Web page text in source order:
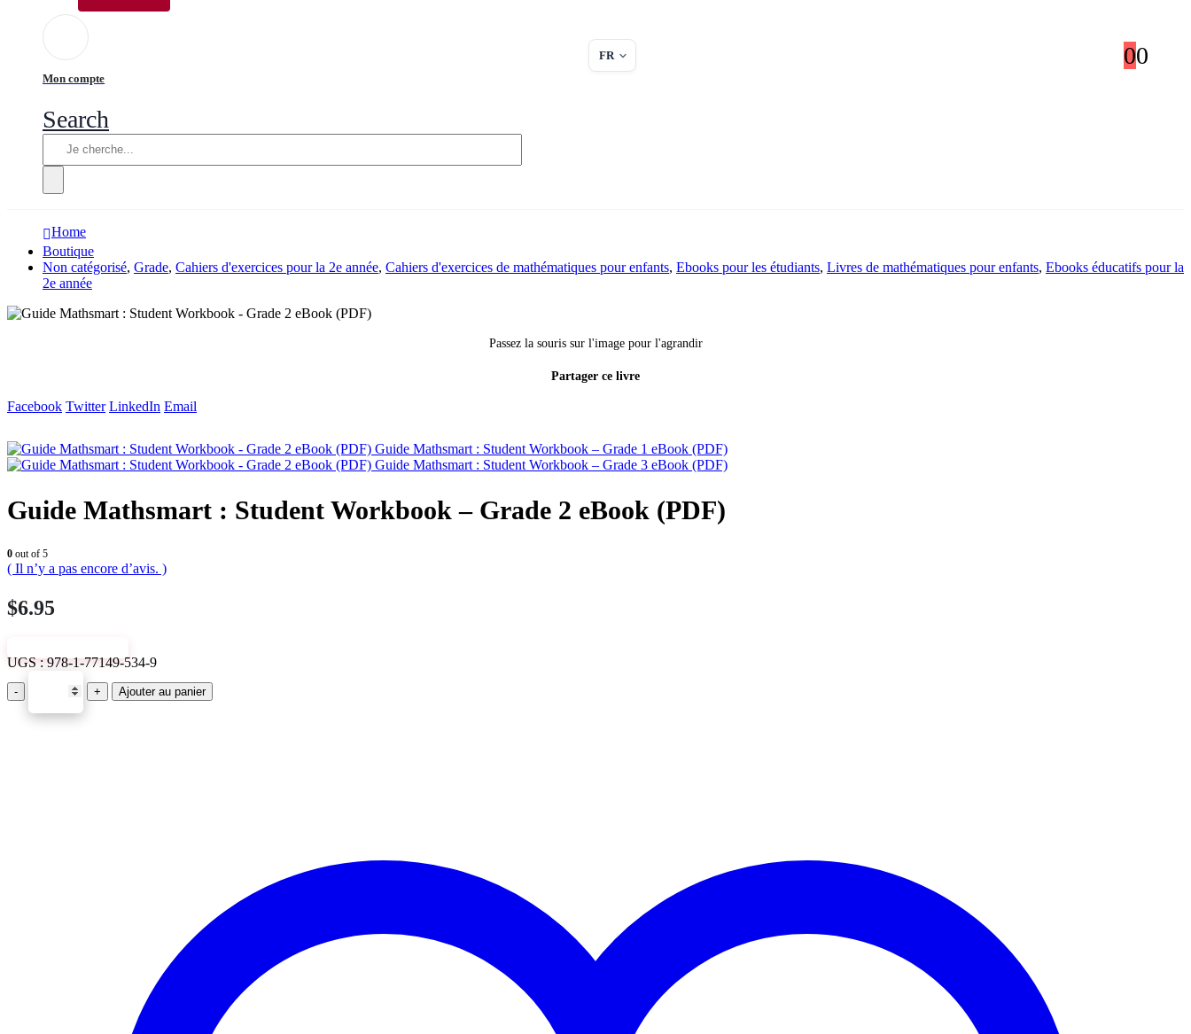
Mon compte
FR 00
Search
Home
Boutique
Non catégorisé, Grade, Cahiers d'exercices pour la 2e année, Cahiers d'exercices de mathématiques pour enfants, Ebooks pour les étudiants, Livres de mathématiques pour enfants, Ebooks éducatifs pour la
2e année
Passez la souris sur l'image pour l'agrandir
Partager ce livre
Facebook Twitter LinkedIn Email
Guide Mathsmart : Student Workbook – Grade 1 eBook (PDF)
Guide Mathsmart : Student Workbook – Grade 3 eBook (PDF)
Guide Mathsmart : Student Workbook – Grade 2 eBook (PDF)
0 out of 5
( Il n’y a pas encore d’avis. )
$6.95
UGS :978-1-77149-534-9
- + Ajouter au panier